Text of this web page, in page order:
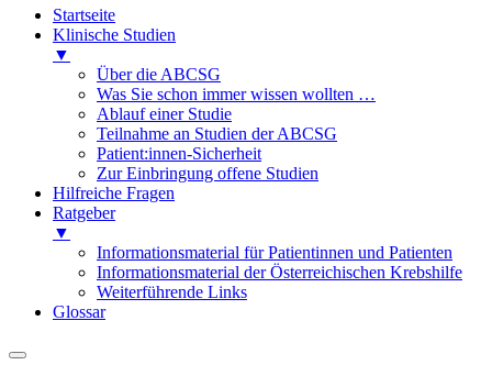
Startseite
Klinische Studien
▼
Über die ABCSG
Was Sie schon immer wissen wollten …
Ablauf einer Studie
Teilnahme an Studien der ABCSG
Patient:innen-Sicherheit
Zur Einbringung offene Studien
Hilfreiche Fragen
Ratgeber
▼
Informationsmaterial für Patientinnen und Patienten
Informationsmaterial der Österreichischen Krebshilfe
Weiterführende Links
Glossar